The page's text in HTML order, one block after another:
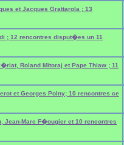
et Jacques Grattarola ; 13
; 12 rencontres disput�es un 11
Roland Mitoraj et Pape Thiaw ; 11
et Georges Polny; 10 rencontres ce
Marc F�ougier et 10 rencontres